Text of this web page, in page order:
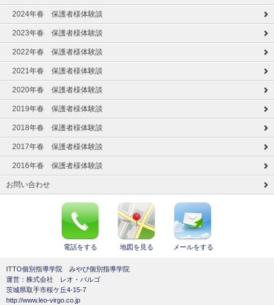
2024年春 保護者様体験談
2023年春 保護者様体験談
2022年春 保護者様体験談
2021年春 保護者様体験談
2020年春 保護者様体験談
2019年春 保護者様体験談
2018年春 保護者様体験談
2017年春 保護者様体験談
2016年春 保護者様体験談
お問い合わせ
電話をする 地図を見る メールをする
ITTO個別指導学院 みやび個別指導学院
運営：株式会社 レオ・バルゴ
茨城県取手市桜ケ丘4-15-7
http://www.leo-virgo.co.jp